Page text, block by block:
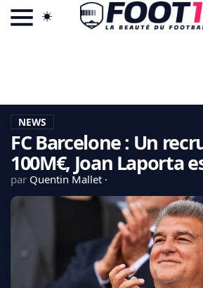
LA CHARTE
VIE PRIVÉE
CGU
CONTACTEZ-NOUS
NEWS
FC Barcelone : Un
100M€, Joan Laporta
par Quentin Mallet